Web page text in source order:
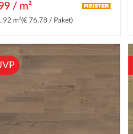
/ m²
m²(€ 76,78 / Paket)